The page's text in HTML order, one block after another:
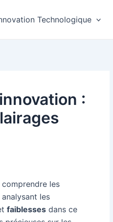
Technologique
:
les
analysant les
faiblesses dans ce